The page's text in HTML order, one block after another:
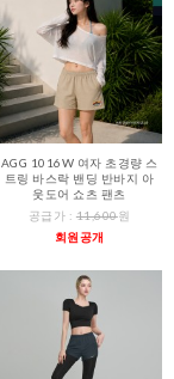
AGG 1016W 여자 초경량 스
트링 바스락 밴딩 반바지 아
웃도어 쇼츠 팬츠
공급가 : 11,600원
회원공개